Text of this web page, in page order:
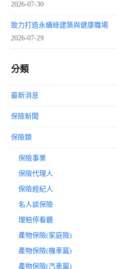
2026-07-30
致力打造永續綠建築與健康職場
2026-07-29
分類
最新消息
保險新聞
保險類
保險事業
保險代理人
保險經紀人
名人談保險
理賠停看聽
產物保險(家庭險)
產物保險(機車篇)
產物保險(汽車篇)